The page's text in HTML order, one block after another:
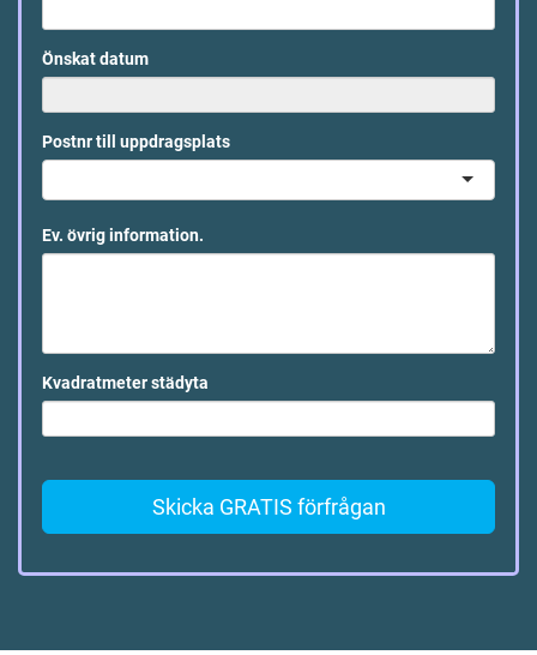
Önskat datum
Postnr till uppdragsplats
Ev. övrig information.
Kvadratmeter städyta
Skicka GRATIS förfrågan